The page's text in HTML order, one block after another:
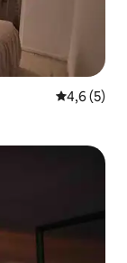
4,6 (5)